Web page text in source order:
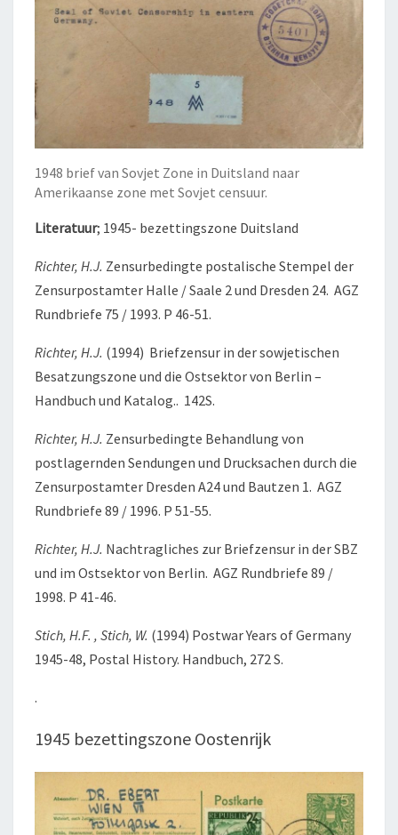
1948 brief van Sovjet Zone in Duitsland naar
Amerikaanse zone met Sovjet censuur.
Literatuur; 1945- bezettingszone Duitsland
Richter, H.J. Zensurbedingte postalische Stempel der
Zensurpostamter Halle / Saale 2 und Dresden 24. AGZ
Rundbriefe 75 / 1993. P 46-51.
Richter, H.J. (1994) Briefzensur in der sowjetischen
Besatzungszone und die Ostsektor von Berlin –
Handbuch und Katalog.. 142S.
Richter, H.J. Zensurbedingte Behandlung von
postlagernden Sendungen und Drucksachen durch die
Zensurpostamter Dresden A24 und Bautzen 1. AGZ
Rundbriefe 89 / 1996. P 51-55.
Richter, H.J. Nachtragliches zur Briefzensur in der SBZ
und im Ostsektor von Berlin. AGZ Rundbriefe 89 /
1998. P 41-46.
Stich, H.F. , Stich, W. (1994) Postwar Years of Germany
1945-48, Postal History. Handbuch, 272 S.
.
1945 bezettingszone Oostenrijk